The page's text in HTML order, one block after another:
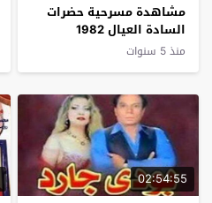
مشاهدة مسرحية حضرات
السادة العيال 1982
منذ 5 سنوات
02:54:55